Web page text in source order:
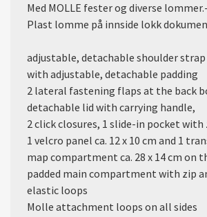
Med MOLLE fester og diverse
Plast lomme på innside lokk
adjustable, detachable shoulder strap
with adjustable, detachable padding
2 lateral fastening flaps at the back
detachable lid with carrying handle,
2 click closures, 1 slide-in pocket with
1 velcro panel ca. 12 x 10 cm and 1
map compartment ca. 28 x 14 cm on
padded main compartment with zip
elastic loops
Molle attachment loops on all sides